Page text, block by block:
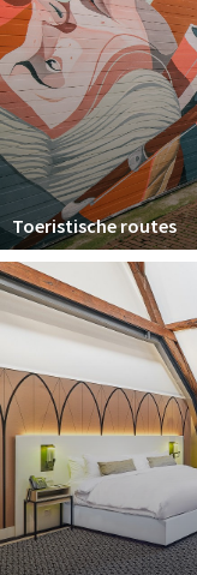
Toeristische routes